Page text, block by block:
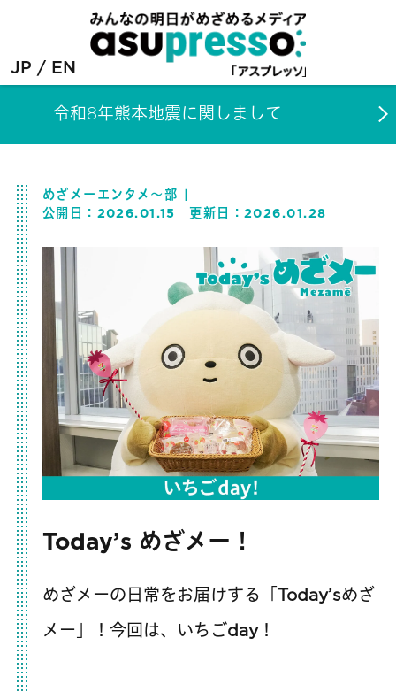
JP EN
令和8年熊本地震に関しまして
めざメーエンタメ～部
公開日： 2026.01.15 更新日：2026.01.28
Today’s めざメー！
めざメーの日常をお届けする「Today’sめざ
メー」！今回は、いちごday！